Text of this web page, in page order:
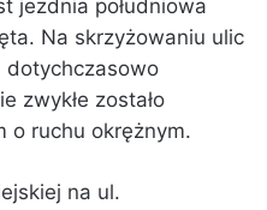
jezdnia południowa
Na skrzyżowaniu ulic
dotychczasowo
zwykłe zostało
o ruchu okrężnym.
na ul.